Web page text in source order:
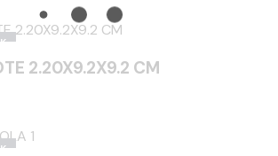
2.20X9.2X9.2 CM